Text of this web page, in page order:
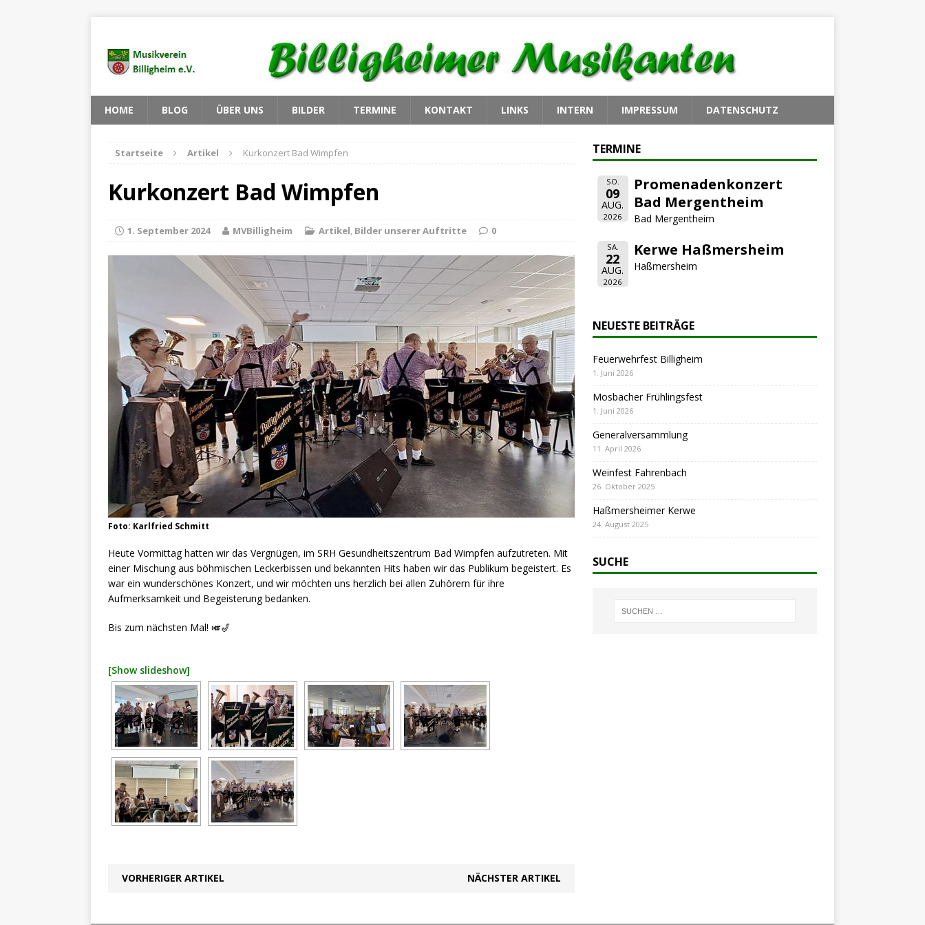
HOME BLOG ÜBER UNS BILDER TERMINE KONTAKT LINKS INTERN IMPRESSUM DATENSCHUTZ
Startseite Artikel Kurkonzert Bad Wimpfen
Kurkonzert Bad Wimpfen
1. September 2024 MVBilligheim Artikel Bilder unserer Auftritte 0
Foto: Karlfried Schmitt
Heute Vormittag hatten wir das Vergnügen, im SRH Gesundheitszentrum Bad Wimpfen aufzutreten. Mit
einer Mischung aus böhmischen Leckerbissen und bekannten Hits haben wir das Publikum begeistert. Es
war ein wunderschönes Konzert, und wir möchten uns herzlich bei allen Zuhörern für ihre
Aufmerksamkeit und Begeisterung bedanken.
Bis zum nächsten Mal! 🎺🎷
[Show slideshow]
VORHERIGER ARTIKEL NÄCHSTER ARTIKEL
TERMINE
SO.
09
AUG.
2026
Promenadenkonzert
Bad Mergentheim
Bad Mergentheim
SA.
22
AUG.
2026
Kerwe Haßmersheim
Haßmersheim
NEUESTE BEITRÄGE
Feuerwehrfest Billigheim
1. Juni 2026
Mosbacher Frühlingsfest
1. Juni 2026
Generalversammlung
11. April 2026
Weinfest Fahrenbach
26. Oktober 2025
Haßmersheimer Kerwe
24. August 2025
SUCHE